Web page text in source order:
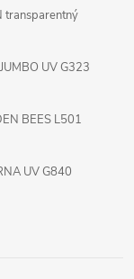
transparentný
UV G323
BEES L501
UV G840